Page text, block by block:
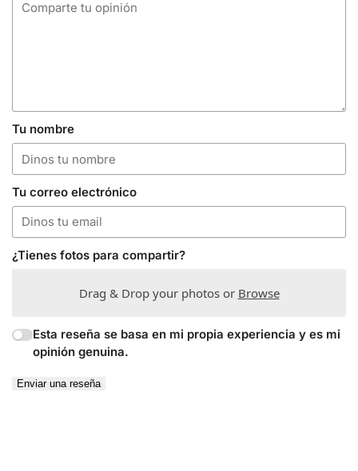
Tu nombre
Tu correo electrónico
¿Tienes fotos para compartir?
Drag & Drop your photos or Browse
Esta reseña se basa en mi propia experiencia y es mi
opinión genuina.
Enviar una reseña